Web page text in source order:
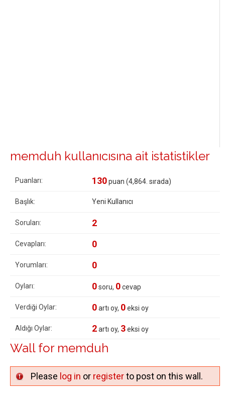
memduh kullanıcısına ait istatistikler
Puanları: 130puan (4,864 . sırada)
Başlık: Yeni Kullanıcı
Soruları: 2
Cevapları: 0
Yorumları: 0
Oyları: 0soru, 0cevap
Verdiği Oylar: 0artı oy, 0eksi oy
Aldığı Oylar: 2artı oy, 3eksi oy
Wall for memduh
Please log in or registerto post on this wall.